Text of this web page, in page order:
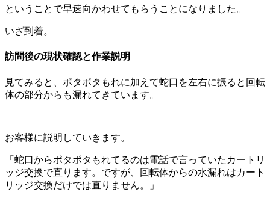
ということで早速向かわせてもらうことになりました。
いざ到着。
訪問後の現状確認と作業説明
見てみると、ポタポタもれに加えて蛇口を左右に振ると回転
体の部分からも漏れてきています。
お客様に説明していきます。
「蛇口からポタポタもれてるのは電話で言っていたカートリ
ッジ交換で直ります。ですが、回転体からの水漏れはカート
リッジ交換だけでは直りません。」